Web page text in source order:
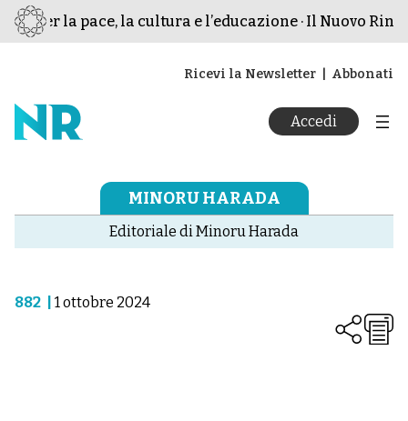
per la pace, la cultura e l’educazione · Il Nuovo
Ricevi la Newsletter Abbonati
Accedi
MINORU HARADA
Editoriale di Minoru Harada
882 1 ottobre 2024